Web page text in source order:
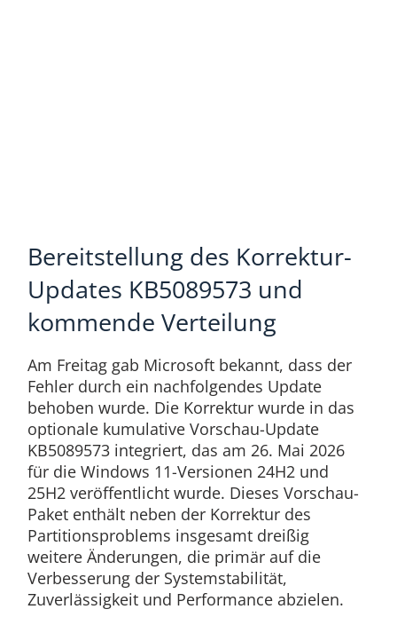
Bereitstellung des Korrektur-
Updates KB5089573 und
kommende Verteilung
Am Freitag gab Microsoft bekannt, dass der
Fehler durch ein nachfolgendes Update
behoben wurde. Die Korrektur wurde in das
optionale kumulative Vorschau-Update
KB5089573 integriert, das am 26. Mai 2026
für die Windows 11-Versionen 24H2 und
25H2 veröffentlicht wurde. Dieses Vorschau-
Paket enthält neben der Korrektur des
Partitionsproblems insgesamt dreißig
weitere Änderungen, die primär auf die
Verbesserung der Systemstabilität,
Zuverlässigkeit und Performance abzielen.